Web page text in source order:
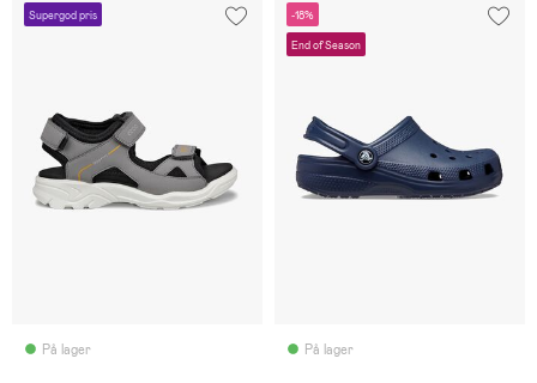
Supergod pris
På lager
-18%
End of Season
På lager